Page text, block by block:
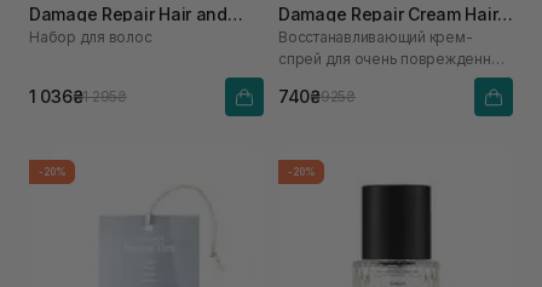
Damage Repair Hair and
Brush Set
Набор для волос
1 036₴1 295₴
Damage Repair Cream Hair
Mist 70 мл
Восстанавливающий крем-
спрей для очень поврежденных
740₴925₴
-20% -20%